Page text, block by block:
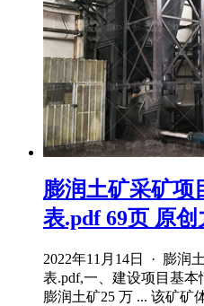
膨润土矿采矿项
表.pdf 69页 原
2022年11月14日 · 膨润
表.pdf,一、建设项目基
膨润土矿25 万 ... 该矿矿